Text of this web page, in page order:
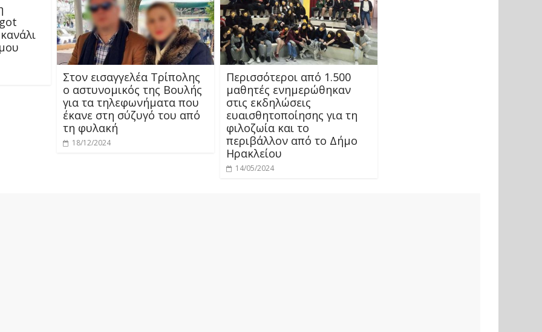
Στον εισαγγελέα Τρίπολης
ο αστυνομικός της Βουλής
για τα τηλεφωνήματα που
έκανε στη σύζυγό του από
τη φυλακή
18/12/2024
Περισσότεροι από 1.500
μαθητές ενημερώθηκαν
στις εκδηλώσεις
ευαισθητοποίησης για τη
φιλοζωία και το
περιβάλλον από το Δήμο
Ηρακλείου
14/05/2024